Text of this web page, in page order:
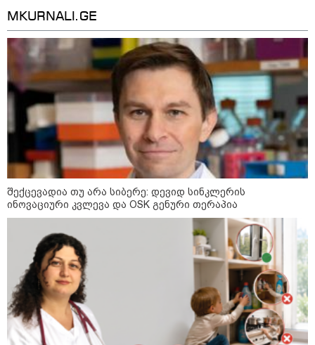
თავდასხმის შემდეგ, ტულას
ოლქში მდებარე საწყობში
ხანძარია
09:12 / 05-08-2026
14 გარდაცვლილი, 22
დაშავებული, მასშტაბური
ხანძარი - რუსეთმა კიევზე
იერიში ბალისტიკური
რაკეტებით მიიტანა
14:13 / 04-08-2026
მორიგი თავდასხმა რუსეთში,
ნავთობგადამამუშავებელ
ქარხანაზე - რა დეტალებია
კატეგორიის ყველა სიახლე
MKURNALI.GE
შექცევადია თუ არა სიბერე: დევიდ სინკლერის
ინოვაციური კვლევა და OSK გენური თერაპია